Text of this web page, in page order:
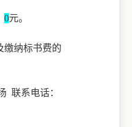
0元。
缴纳标书费的
联系电话：